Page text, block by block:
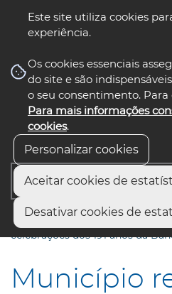
Este site utiliza cookies
experiência.
Os cookies essenciais
do site e são
o seu consentimento. Para
Para mais informações
cookies.
Personalizar cookies
Aceitar cookies de
Desativar cookies de
nos
Início
Município reafirma apoio ao
celebrações dos 191 anos da
Município